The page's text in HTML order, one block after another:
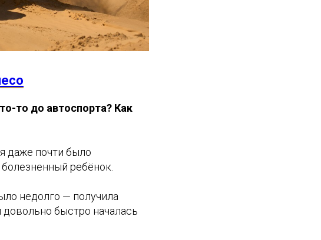
то до автоспорта? Как
даже почти было
ребёнок.
недолго — получила
быстро началась